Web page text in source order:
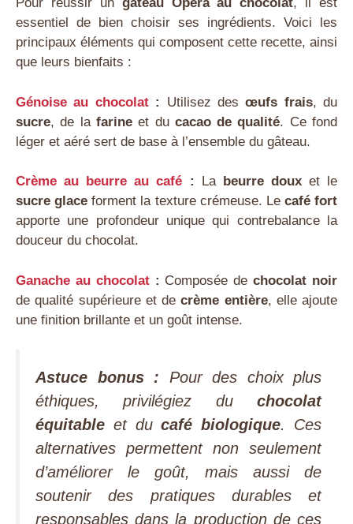
essentiel de bien choisir ses ingrédients. Voici les
principaux éléments qui composent cette recette, ainsi
que leurs bienfaits :
Génoise au chocolat : Utilisez desœufs frais, du
sucre, de la farineet du cacao de qualité. Ce fond
léger et aéré sert de base à l’ensemble du gâteau.
Crème au beurre au café : La beurre douxet le
sucre glace forment la texture crémeuse. Le café fort
apporte une profondeur unique qui contrebalance la
douceur du chocolat.
Ganache au chocolat: Composée dechocolat noir
de qualité supérieure et decrème entière, elle ajoute
une finition brillante et un goût intense.
Astuce bonus : Pour des choix plus
éthiques, privilégiez du chocolat
équitable et ducafé biologique. Ces
alternatives permettent non seulement
d’améliorer le goût, mais aussi de
soutenir des pratiques durables et
responsables dans la production de ces